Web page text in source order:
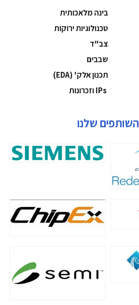
בינה מלאכותית
‫טכנולוגיות ירוקות‬
‫צב"ד‬
‫שבבים‬
‫תכנון אלק' (‪(EDA‬‬
השותפים שלנו